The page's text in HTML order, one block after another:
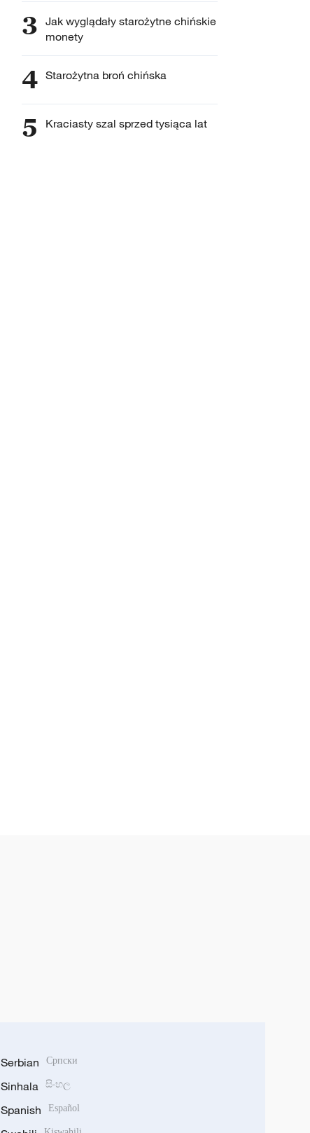
3 Jak wyglądały starożytne chińskie
monety
4 Starożytna broń chińska
5 Kraciasty szal sprzed tysiąca lat
Serbian Српски
Sinhala සිංහල
Spanish Español